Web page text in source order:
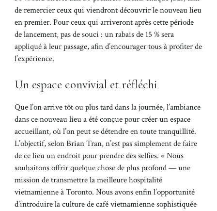
de remercier ceux qui viendront découvrir le nouveau lieu
en premier. Pour ceux qui arriveront après cette période
de lancement, pas de souci : un rabais de 15 % sera
appliqué à leur passage, afin d’encourager tous à profiter de
l’expérience.
Un espace convivial et réfléchi
Que l’on arrive tôt ou plus tard dans la journée, l’ambiance
dans ce nouveau lieu a été conçue pour créer un espace
accueillant, où l’on peut se détendre en toute tranquillité.
L’objectif, selon Brian Tran, n’est pas simplement de faire
de ce lieu un endroit pour prendre des selfies. « Nous
souhaitons offrir quelque chose de plus profond — une
mission de transmettre la meilleure hospitalité
vietnamienne à Toronto. Nous avons enfin l’opportunité
d’introduire la culture de café vietnamienne sophistiquée